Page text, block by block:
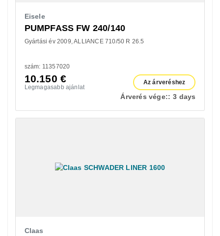
Eisele
PUMPFASS FW 240/140
Gyártási év 2009 ALLIANCE 710/50 R 26.5
szám: 11357020
10.150 €
Legmagasabb ajánlat
Az árveréshez
Árverés vége:: 3 days
Claas